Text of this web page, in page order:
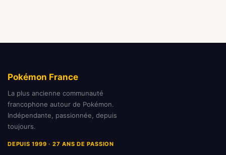
Pokémon France
La plus ancienne communauté
francophone autour de Pokémon.
Indépendante, passionnée, depuis
toujours.
DEPUIS 1999 · 27 ANS DE PASSION